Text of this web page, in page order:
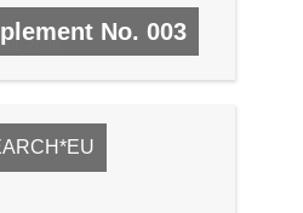
No. 003
2008